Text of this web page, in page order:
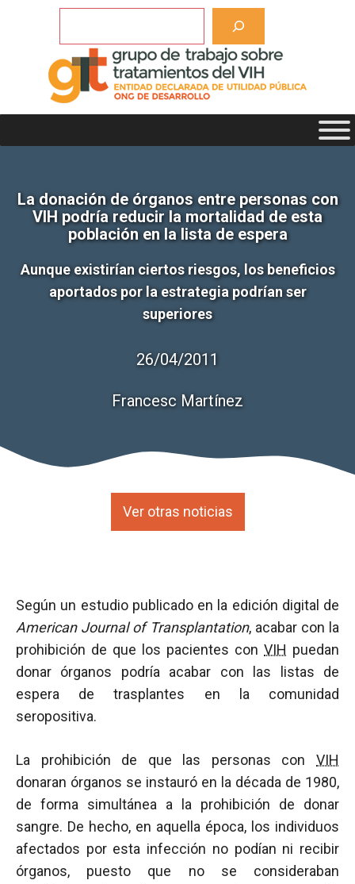
La donación de órganos entre personas con
VIH podría reducir la mortalidad de esta
población en la lista de espera
Aunque existirían ciertos riesgos, los beneficios
aportados por la estrategia podrían ser
superiores
26/04/2011
Francesc Martínez
Ver otras noticias
Según un estudio publicado en la edición digital de
American Journal of Transplantation, acabar con la
prohibición de que los pacientes con VIH puedan
donar órganos podría acabar con las listas de
espera de trasplantes en la comunidad
seropositiva.
La prohibición de que las personas con VIH
donaran órganos se instauró en la década de 1980,
de forma simultánea a la prohibición de donar
sangre. De hecho, en aquella época, los individuos
afectados por esta infección no podían ni recibir
órganos, puesto que no se consideraban